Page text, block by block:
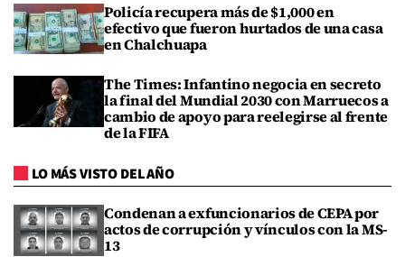
Policía recupera más de $1,000 en
efectivo que fueron hurtados de una casa
en Chalchuapa
The Times: Infantino negocia en secreto
la final del Mundial 2030 con Marruecos a
cambio de apoyo para reelegirse al frente
de la FIFA
LO MÁS VISTO DEL AÑO
Condenan a exfuncionarios de CEPA por
actos de corrupción y vínculos con la MS-
13